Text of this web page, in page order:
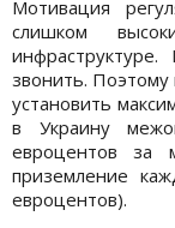
Мотивация
слишком
звонить. Поэтому
установить
в Украину
евроцентов за
приземление
евроцентов).